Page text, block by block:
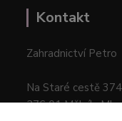
Kontakt
Zahradnictví Petro
Na Staré cestě
276 01